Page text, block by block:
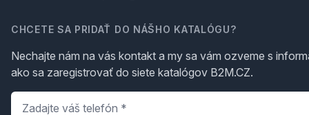
CHCETE SA PRIDAŤ DO NÁŠHO KATALÓGU?
Nechajte nám na vás kontakt a my sa vám ozveme s
ako sa zaregistrovať do siete katalógov B2M.CZ.
Telefón